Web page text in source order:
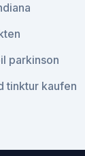
parkinson
tinktur kaufen